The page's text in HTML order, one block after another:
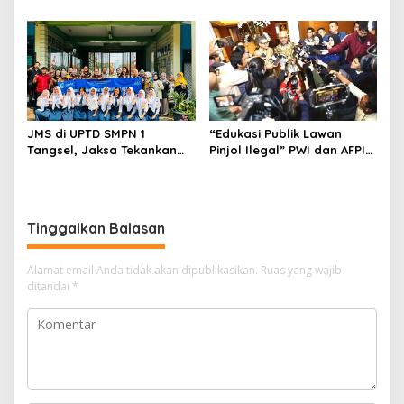
Warga Terdampak
Kekeringan
JMS di UPTD SMPN 1
Tangsel, Jaksa Tekankan
“Edukasi Publik Lawan
Pinjol Ilegal” PWI dan AFPI
Tinggalkan Balasan
Alamat email Anda tidak akan dipublikasikan. Ruas yang wajib
ditandai *